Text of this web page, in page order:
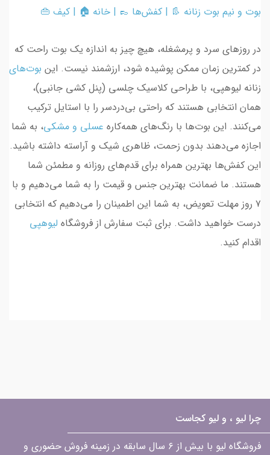
بوت و نیم بوت زنانه 👢 | کفش‌ها 👞 | خانه 🏠 | کیف 👜
در روزهای سرد و پرمشغله، هیچ چیز به اندازه یک بوت راحت که
در کمترین زمان ممکن پوشیده شود، ارزشمند نیست. این بوت‌های
زنانه لیوهپی، با طراحی کلاسیک چلسی (پنل کشی جانبی)،
همان انتخابی هستند که راحتی بی‌دردسر را با استایل ترکیب
می‌کنند. این بوت‌ها با رنگ‌های همه‌کاره عسلی و مشکی، به شما
اجازه می‌دهند بدون زحمت، ظاهری شیک و آراسته داشته باشید.
این کفش‌ها بهترین همراه برای قدم‌های روزانه و مطمئن شما
هستند. ما ضمانت بهترین جنس و قیمت را به شما می‌دهیم و با
۷ روز مهلت تعویض، به شما این اطمینان را می‌دهیم که انتخابی
درست خواهید داشت. برای ثبت سفارش از فروشگاه لیوهپی
اقدام کنید.
چرا لیو ، و لیو کجاست
فروشگاه لیو با بیش از ۶ سال سابقه در زمینه فروش حضوری و